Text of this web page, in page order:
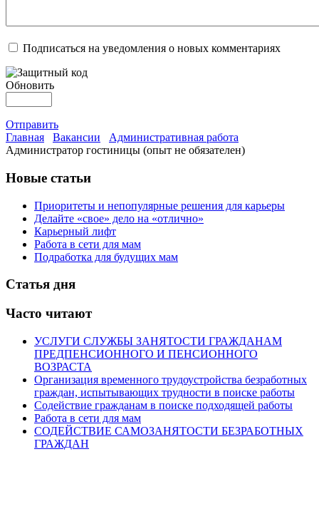
Подписаться на уведомления о новых комментариях
Обновить
Отправить
Главная
Вакансии
Административная работа
Администратор гостиницы (опыт не обязателен)
Новые статьи
Приоритеты и непопулярные решения для карьеры
Делайте «свое» дело на «отлично»
Карьерный лифт
Работа в сети для мам
Подработка для будущих мам
Статья дня
Часто читают
УСЛУГИ СЛУЖБЫ ЗАНЯТОСТИ ГРАЖДАНАМ
ПРЕДПЕНСИОННОГО И ПЕНСИОННОГО
ВОЗРАСТА
Организация временного трудоустройства безработных
граждан, испытывающих трудности в поиске работы
Содействие гражданам в поиске подходящей работы
Работа в сети для мам
СОДЕЙСТВИЕ САМОЗАНЯТОСТИ БЕЗРАБОТНЫХ
ГРАЖДАН